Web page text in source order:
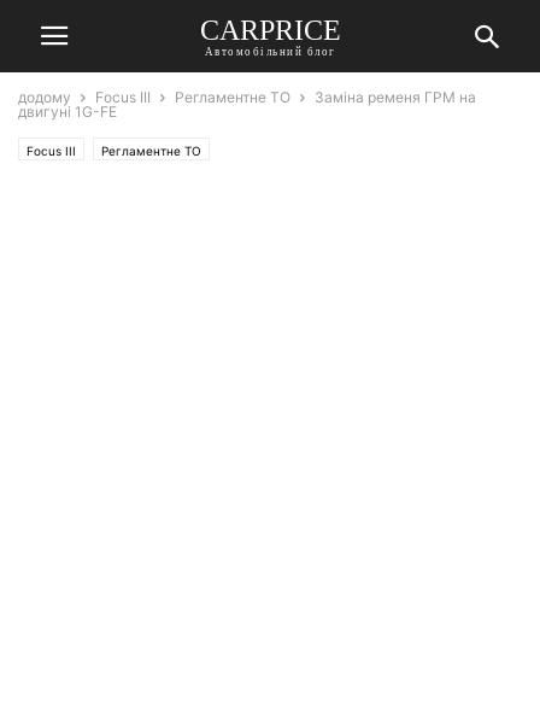
СARPRICE
Автомобільний блог
додому Focus III Регламентне ТО
Заміна ременя ГРМ на
двигуні 1G-FE
Focus III Регламентне ТО